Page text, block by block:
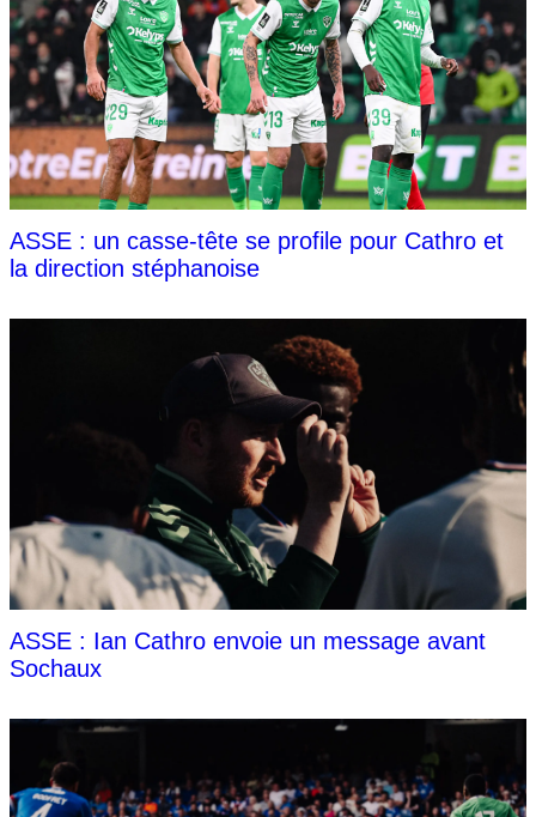
ASSE : un casse-tête se profile pour Cathro et
la direction stéphanoise
ASSE : Ian Cathro envoie un message avant
Sochaux